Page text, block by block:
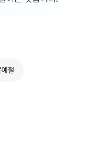
절